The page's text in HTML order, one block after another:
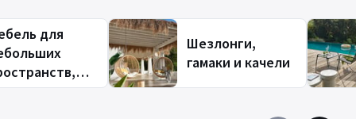
для
Шезлонги,
гамаки и качели